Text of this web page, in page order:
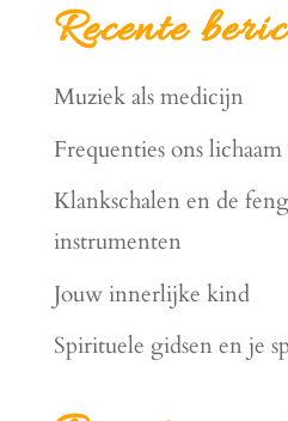
Recente
Muziek als medicijn
Frequenties ons
Klankschalen en de
instrumenten
Jouw innerlijke kind
Spirituele gidsen en je